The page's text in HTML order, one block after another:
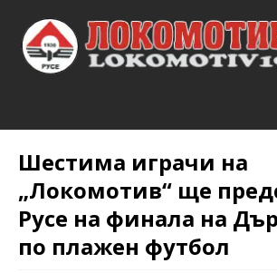
Шестима играчи на
„Локомотив“ ще
Русе на финала на
по плажен футбол